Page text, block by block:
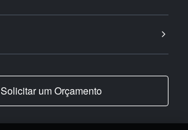
Solicitar um Orçamento